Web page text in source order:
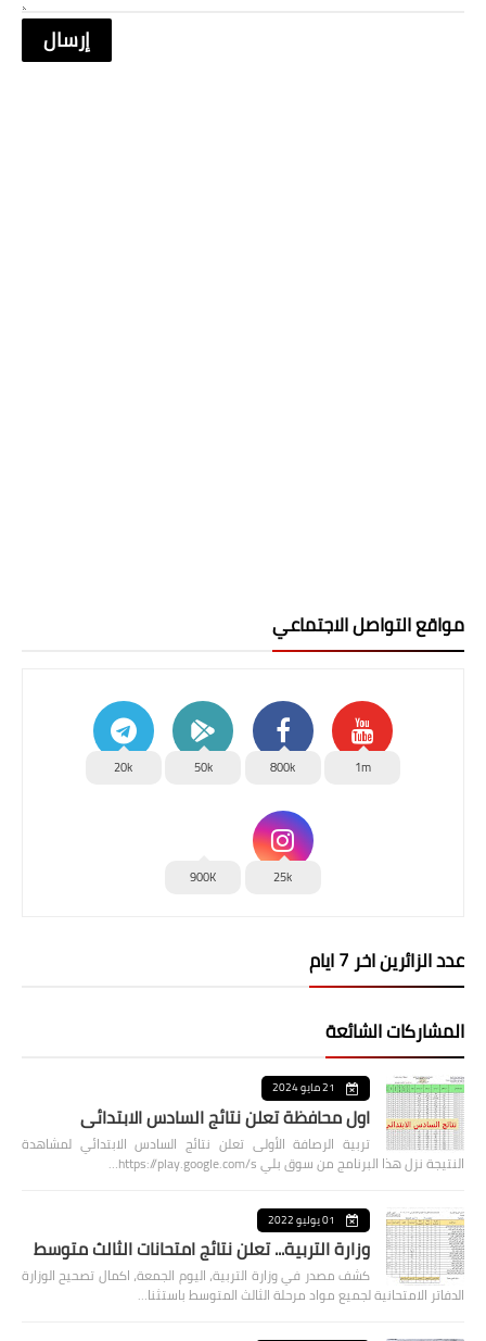
مواقع التواصل الاجتماعي
1m
800k
50k
20k
25k
900K
عدد الزائرين اخر 7 ايام
المشاركات الشائعة
21 مايو 2024
اول محافظة تعلن نتائج السادس الابتدائي
تربية الرصافة الأولى تعلن نتائج السادس الابتدائي لمشاهدة
النتيجة نزل هذا البرنامج من سوق بلي https://play.google.com/s…
01 يوليو 2022
وزارة التربية... تعلن نتائج امتحانات الثالث متوسط
كشف مصدر في وزارة التربية، اليوم الجمعة، اكمال تصحيح الوزارة
الدفاتر الامتحانية لجميع مواد مرحلة الثالث المتوسط باستثنا…